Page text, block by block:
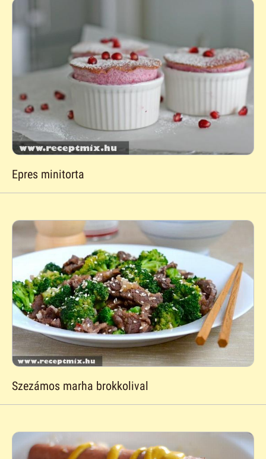
Epres minitorta
Szezámos marha brokkolival